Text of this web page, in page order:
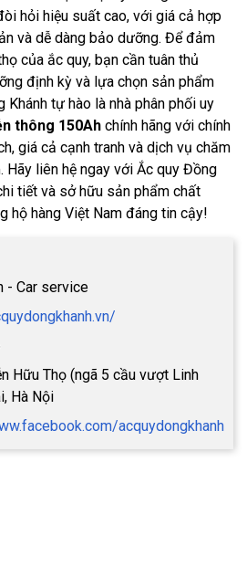
hỏi hiệu suất cao, với giá cả hợp
và dễ dàng bảo dưỡng. Để đảm
của ắc quy, bạn cần tuân thủ
định kỳ và lựa chọn sản phẩm
Khánh tự hào là nhà phân phối uy
thông 150Ah chính hãng với chính
giá cả cạnh tranh và dịch vụ chăm
Hãy liên hệ ngay với Ắc quy Đồng
tiết và sở hữu sản phẩm chất
hộ hàng Việt Nam đáng tin cậy!
- Car service
Hữu Thọ (ngã 5 cầu vượt Linh
Hà Nội
acquydongkhanh